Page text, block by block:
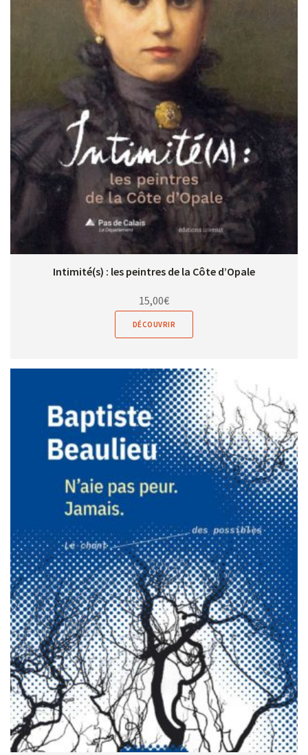
Intimité(s) : les peintres de la Côte d’Opale
15,00€
DÉCOUVRIR